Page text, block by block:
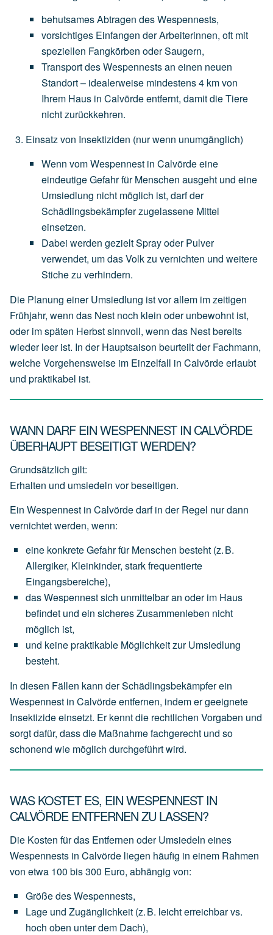
behutsamesAbtragen desWespennests,
vorsichtiges Einfangen derArbeiterinnen, oft mit
speziellen Fangkörben oderSaugern,
TransportdesWespennestsan einen neuen
Standort– idealerweise mindestens4 kmvon
Ihrem Haus in Calvördeentfernt, damitdieTiere
nichtzurückkehren.
Einsatz von Insektiziden (nurwenn unumgänglich)
Wenn vomWespennest in Calvördeeine
eindeutigeGefahrfür Menschen ausgeht und eine
Umsiedlung nicht möglich ist, darfder
Schädlingsbekämpferzugelassene Mittel
einsetzen.
Dabei werden gezieltSprayoder Pulver
verwendet, umdasVolkzu vernichten und weitere
Stichezu verhindern.
Die Planung einer Umsiedlung ist vor allem im zeitigen
Frühjahr, wenn das Nest noch klein oder unbewohnt ist,
oder im späten Herbst sinnvoll, wenn das Nest bereits
wieder leer ist. In der Hauptsaison beurteilt der Fachmann,
welche Vorgehensweise im Einzelfall in Calvörde erlaubt
und praktikabel ist.
WANN DARF EIN WESPENNEST IN CALVÖRDE
ÜBERHAUPT BESEITIGT WERDEN?
Grundsätzlich gilt:
Erhalten und umsiedeln vor beseitigen.
Ein Wespennest in Calvörde darf in der Regel nur dann
vernichtet werden, wenn:
eine konkrete Gefahr für Menschen besteht (z.B.
Allergiker, Kleinkinder, starkfrequentierte
Eingangsbereiche),
dasWespennestsich unmittelbar an oder im Haus
befindet und ein sicheresZusammenleben nicht
möglich ist,
und keinepraktikable Möglichkeitzur Umsiedlung
besteht.
In diesen Fällen kann der Schädlingsbekämpfer ein
Wespennest in Calvörde entfernen, indem er geeignete
Insektizide einsetzt. Er kennt die rechtlichen Vorgaben und
sorgt dafür, dass die Maßnahme fachgerecht und so
schonend wie möglich durchgeführt wird.
WAS KOSTET ES, EIN WESPENNEST IN
CALVÖRDE ENTFERNEN ZU LASSEN?
Die Kosten für das Entfernen oder Umsiedeln eines
Wespennests in Calvörde liegen häufig in einem Rahmen
von etwa 100 bis 300 Euro, abhängig von:
Größe des Wespennests,
Lage und Zugänglichkeit (z.B. leichterreichbarvs.
hoch oben unterdem Dach),